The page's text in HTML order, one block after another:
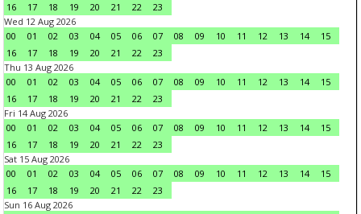
16
17 18 19 20 21 22
23
Wed 12 Aug 2026
00
01 02 03 04 05 06 07 08 09 10 11 12 13 14
15
16
17 18 19 20 21 22
23
Thu 13 Aug 2026
00
01 02 03 04 05 06 07 08 09 10 11 12 13 14
15
16
17 18 19 20 21 22
23
Fri 14 Aug 2026
00
01 02 03 04 05 06 07 08 09 10 11 12 13 14
15
16
17 18 19 20 21 22
23
Sat 15 Aug 2026
00
01 02 03 04 05 06 07 08 09 10 11 12 13 14
15
16
17 18 19 20 21 22
23
Sun 16 Aug 2026